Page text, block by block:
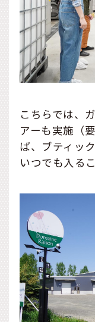
こちらでは、
アーも実施（
ば、ブティッ
いつでも入る